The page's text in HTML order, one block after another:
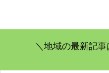
＼地域の最新記